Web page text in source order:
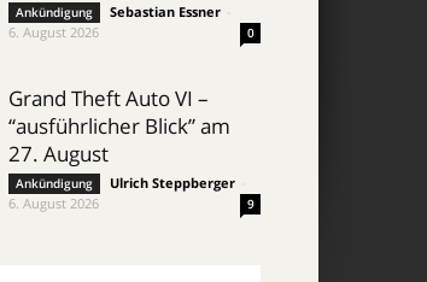
Ankündigung Sebastian Essner
6. August 2026
0
Grand Theft Auto VI –
“ausführlicher Blick” am
27. August
Ankündigung Ulrich Steppberger
6. August 2026
9